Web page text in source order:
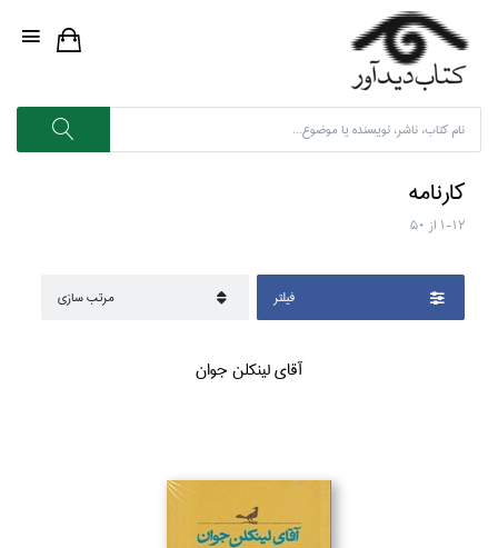
كارنامه
1-12 از 50
فيلتر مرتب سازي
آقاي لينكلن جوان